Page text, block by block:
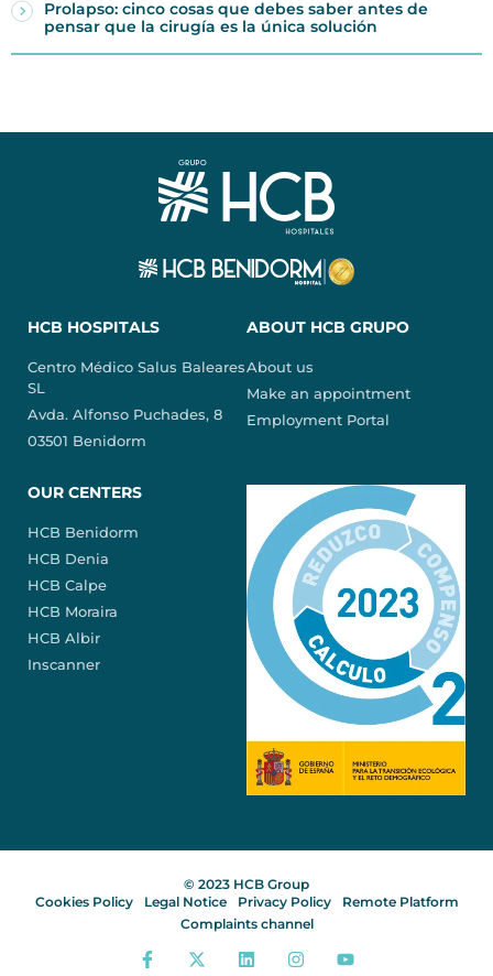
Prolapso: cinco cosas que debes saber antes de
pensar que la cirugía es la única solución
HCB HOSPITALS
Centro Médico Salus Baleares
SL
Avda. Alfonso Puchades, 8
03501 Benidorm
ABOUT HCB GRUPO
About us
Make an appointment
Employment Portal
OUR CENTERS
HCB Benidorm
HCB Denia
HCB Calpe
HCB Moraira
HCB Albir
Inscanner
© 2023 HCB Group
Cookies Policy
Legal Notice Privacy Policy
Remote Platform
Complaints channel